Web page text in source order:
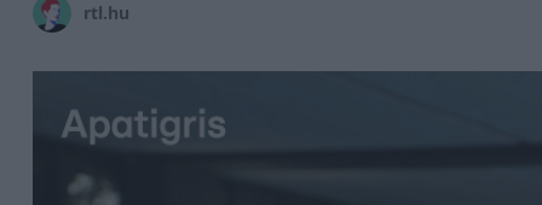
rtl.hu